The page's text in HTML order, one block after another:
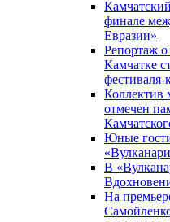
финале
Евразии»
Репортаж
Камчатке
Коллектив
отмечен
Юные
В
На